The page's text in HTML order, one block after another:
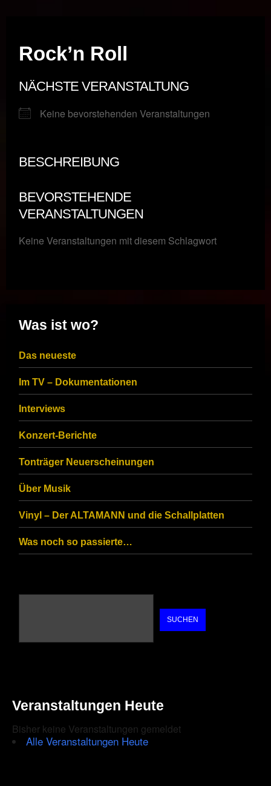
Rock’n Roll
NÄCHSTE VERANSTALTUNG
Keine bevorstehenden Veranstaltungen
BESCHREIBUNG
BEVORSTEHENDE
VERANSTALTUNGEN
Keine Veranstaltungen mit diesem Schlagwort
Was ist wo?
Das neueste
Im TV – Dokumentationen
Interviews
Konzert-Berichte
Tonträger Neuerscheinungen
Über Musik
Vinyl – Der ALTAMANN und die Schallplatten
Was noch so passierte…
SUCHEN
Veranstaltungen Heute
Bisher keine Veranstaltungen gemeldet
Alle Veranstaltungen Heute